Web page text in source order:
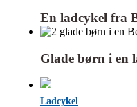
En ladcykel fra
Glade børn i en
Ladcykel